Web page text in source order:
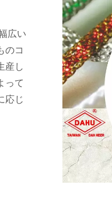
広い
のコ
産し
って
応じ